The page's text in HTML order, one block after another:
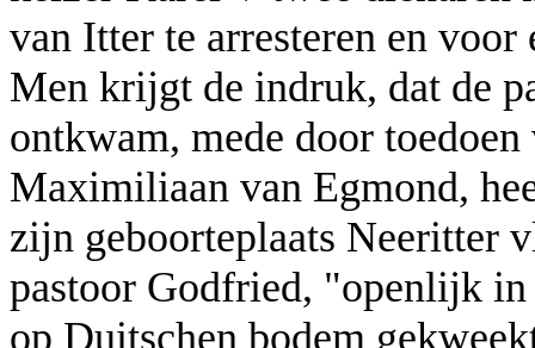
van Itter te arresteren en voor
Men krijgt de indruk, dat de
ontkwam, mede door
Maximiliaan van Egmond,
zijn geboorteplaats Neeritter
pastoor Godfried, "openlijk in
op Duitschen bodem